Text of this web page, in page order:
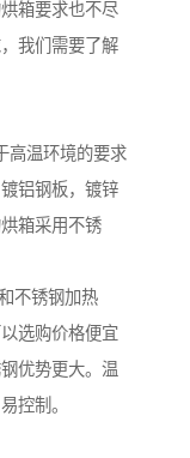
箱要求也不尽
我们需要了解
高温环境的要求
铝钢板，镀锌
箱采用不锈
不锈钢加热
选购价格便宜
优势更大。温
控制。